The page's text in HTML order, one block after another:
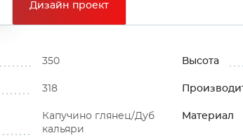
Дизайн проект
350 Высота
318
Капучино глянец/Дуб
кальяри
Материал